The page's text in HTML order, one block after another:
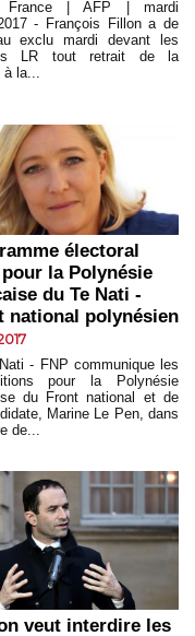
France | AFP | mardi
- François Fillon a de
exclu mardi devant les
LR tout retrait de la
à la...
électoral
pour la Polynésie
du Te Nati -
national polynésien
- FNP communique les
pour la Polynésie
du Front national et de
Marine Le Pen, dans
de...
veut interdire les